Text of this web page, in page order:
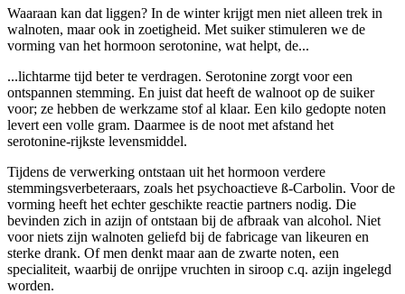
Waaraan kan dat liggen? In de winter krijgt men niet alleen trek in
walnoten, maar ook in zoetigheid. Met suiker stimuleren we de
vorming van het hormoon serotonine, wat helpt, de...
...lichtarme tijd beter te verdragen. Serotonine zorgt voor een
ontspannen stemming. En juist dat heeft de walnoot op de suiker
voor; ze hebben de werkzame stof al klaar. Een kilo gedopte noten
levert een volle gram. Daarmee is de noot met afstand het
serotonine-rijkste levensmiddel.
Tijdens de verwerking ontstaan uit het hormoon verdere
stemmingsverbeteraars, zoals het psychoactieve ß-Carbolin. Voor de
vorming heeft het echter geschikte reactie partners nodig. Die
bevinden zich in azijn of ontstaan bij de afbraak van alcohol. Niet
voor niets zijn walnoten geliefd bij de fabricage van likeuren en
sterke drank. Of men denkt maar aan de zwarte noten, een
specialiteit, waarbij de onrijpe vruchten in siroop c.q. azijn ingelegd
worden.